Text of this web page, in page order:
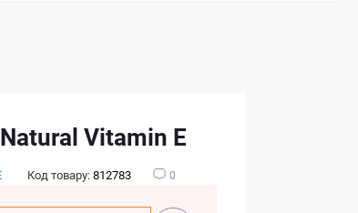
Vitamin E
Код товару:812783 0